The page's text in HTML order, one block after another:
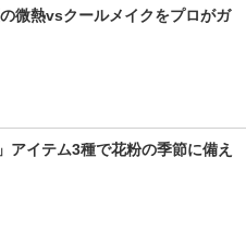
の微熱vsクールメイクをプロがガ
アイテム3種で花粉の季節に備え